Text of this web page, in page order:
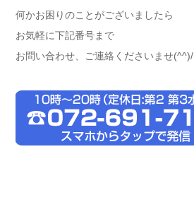
何かお困りのことがございましたら
お気軽に下記番号まで
お問い合わせ、ご連絡くださいませ(^^)/